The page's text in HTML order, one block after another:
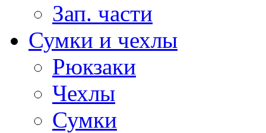
Зап. части
Сумки и чехлы
Рюкзаки
Чехлы
Сумки